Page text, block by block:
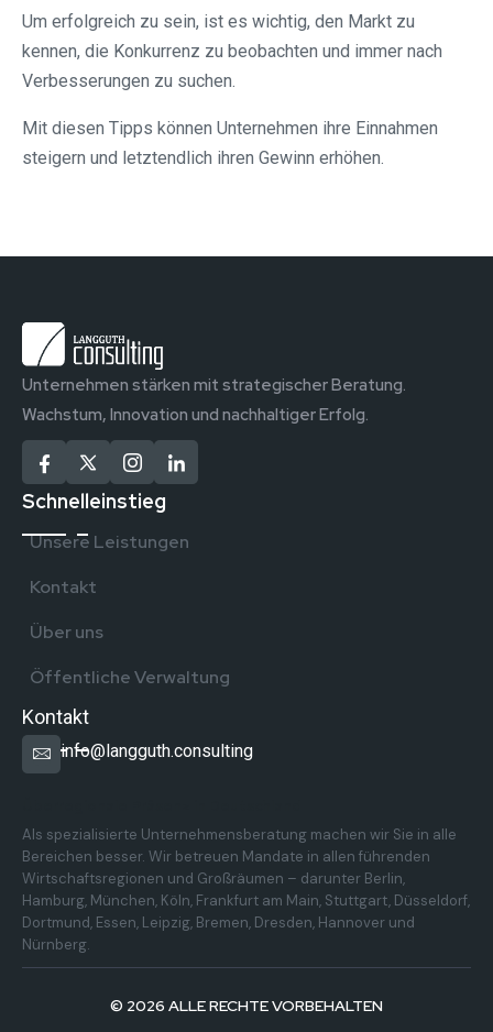
Um erfolgreich zu sein, ist es wichtig, den Markt zu
kennen, die Konkurrenz zu beobachten und immer nach
Verbesserungen zu suchen.
Mit diesen Tipps können Unternehmen ihre Einnahmen
steigern und letztendlich ihren Gewinn erhöhen.
Unternehmen stärken mit strategischer Beratung.
Wachstum, Innovation und nachhaltiger Erfolg.
Schnelleinstieg
Unsere Leistungen
Kontakt
Über uns
Öffentliche Verwaltung
Kontakt
info@langguth.consulting
Als spezialisierte Unternehmensberatung machen wir Sie in alle
Bereichen besser. Wir betreuen Mandate in allen führenden
Wirtschaftsregionen und Großräumen – darunter Berlin,
Hamburg, München, Köln, Frankfurt am Main, Stuttgart, Düsseldorf,
Dortmund, Essen, Leipzig, Bremen, Dresden, Hannover und
Nürnberg.
© 2026 ALLE RECHTE VORBEHALTEN